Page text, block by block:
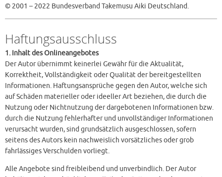
© 2001 – 2022 Bundesverband Takemusu Aiki Deutschland.
Haftungsausschluss
1. Inhalt des Onlineangebotes
Der Autor übernimmt keinerlei Gewähr für die Aktualität,
Korrektheit, Vollständigkeit oder Qualität der bereitgestellten
Informationen. Haftungsansprüche gegen den Autor, welche sich
auf Schäden materieller oder ideeller Art beziehen, die durch die
Nutzung oder Nichtnutzung der dargebotenen Informationen bzw.
durch die Nutzung fehlerhafter und unvollständiger Informationen
verursacht wurden, sind grundsätzlich ausgeschlossen, sofern
seitens des Autors kein nachweislich vorsätzliches oder grob
fahrlässiges Verschulden vorliegt.
Alle Angebote sind freibleibend und unverbindlich. Der Autor